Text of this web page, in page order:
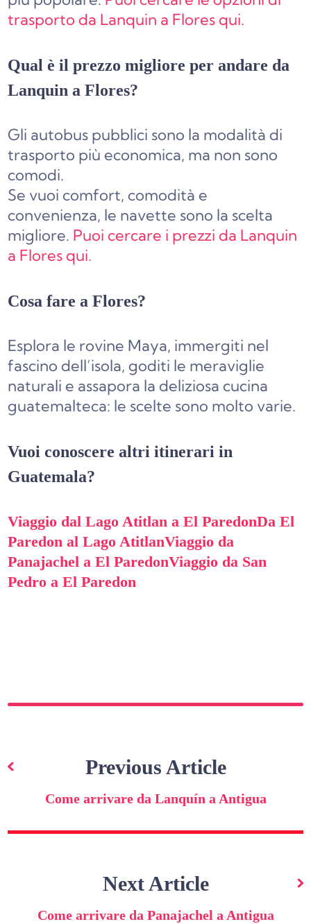
trasporto da Lanquin a Flores qui.
Qual è il prezzo migliore per andare da
Lanquin a Flores?
Gli autobus pubblici sono la modalità di
trasporto più economica, ma non sono
comodi.
Se vuoi comfort, comodità e
convenienza, le navette sono la scelta
migliore. Puoi cercare i prezzi da Lanquin
a Flores qui.
Cosa fare a Flores?
Esplora le rovine Maya, immergiti nel
fascino dell’isola, goditi le meraviglie
naturali e assapora la deliziosa cucina
guatemalteca: le scelte sono molto varie.
Vuoi conoscere altri itinerari in
Guatemala?
Viaggio dal Lago Atitlan a El ParedonDa El
Paredon al Lago AtitlanViaggio da
Panajachel a El ParedonViaggio da San
Pedro a El Paredon
articoli
Previous Article
Come arrivare da Lanquín a Antigua
Next Article
Come arrivare da Panajachel a Antigua